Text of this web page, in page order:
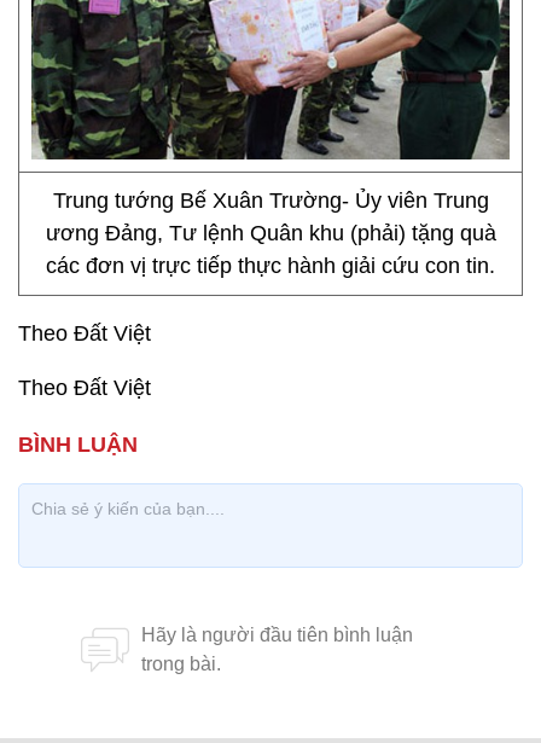
Trung tướng Bế Xuân Trường- Ủy viên Trung
ương Đảng, Tư lệnh Quân khu (phải) tặng quà
các đơn vị trực tiếp thực hành giải cứu con tin.
Theo Đất Việt
Theo Đất Việt